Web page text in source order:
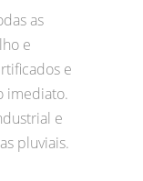
as
e
e
imediato.
e
pluviais.